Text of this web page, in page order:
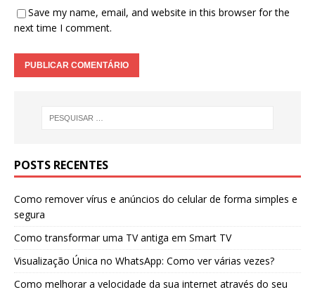
Save my name, email, and website in this browser for the
next time I comment.
POSTS RECENTES
Como remover vírus e anúncios do celular de forma simples e
segura
Como transformar uma TV antiga em Smart TV
Visualização Única no WhatsApp: Como ver várias vezes?
Como melhorar a velocidade da sua internet através do seu